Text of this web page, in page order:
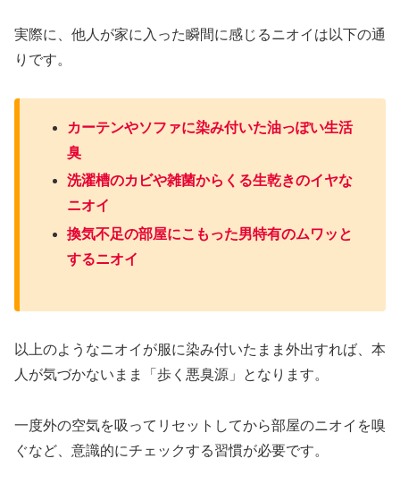
実際に、他人が家に入った瞬間に感じるニオイは以下の通
りです。
カーテンやソファに染み付いた油っぽい生活
臭
洗濯槽のカビや雑菌からくる生乾きのイヤな
ニオイ
換気不足の部屋にこもった男特有のムワッと
するニオイ
以上のようなニオイが服に染み付いたまま外出すれば、本
人が気づかないまま「歩く悪臭源」となります。
一度外の空気を吸ってリセットしてから部屋のニオイを嗅
ぐなど、意識的にチェックする習慣が必要です。